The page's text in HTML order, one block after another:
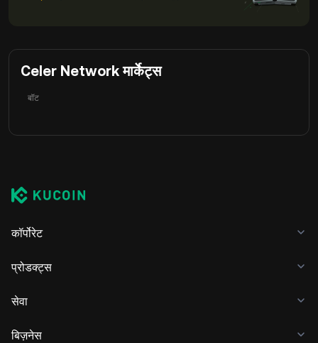
Celer Network मार्केट्स
बॉट
कॉर्पोरेट
प्रोडक्ट्स
सेवा
बिज़नेस